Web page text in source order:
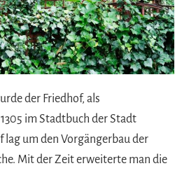
der Friedhof, als
im Stadtbuch der Stadt
lag um den Vorgängerbau der
Mit der Zeit erweiterte man die